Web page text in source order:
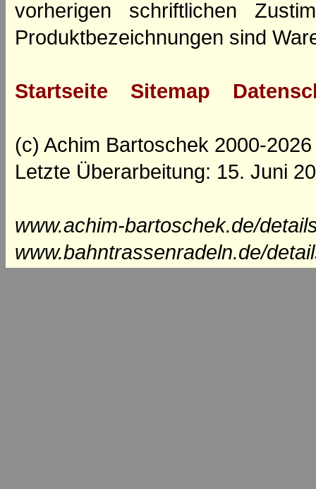
vorherigen schriftlichen
Produktbezeichnungen sind
Startseite Sitemap
(c) Achim Bartoschek 2000-2026
Letzte Überarbeitung: 15. Juni
www.achim-bartoschek.de/
www.bahntrassenradeln.de/